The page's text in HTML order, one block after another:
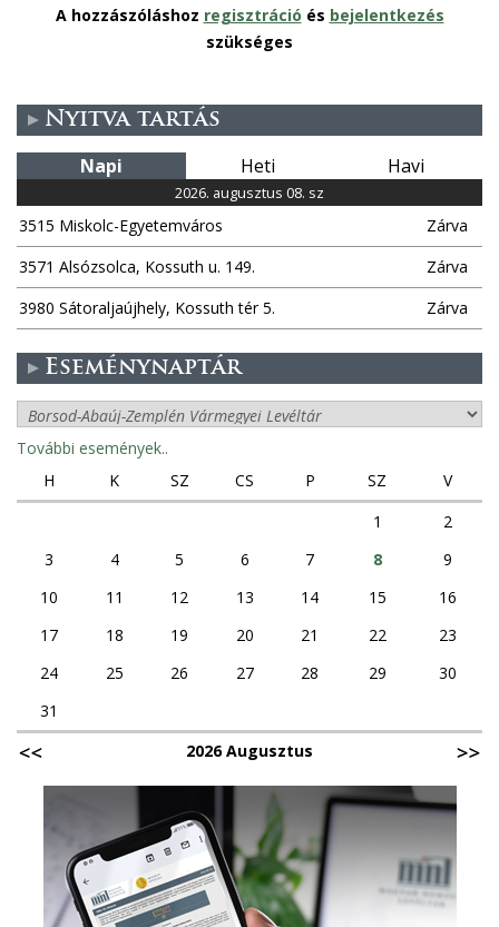
A hozzászóláshoz regisztráció és bejelentkezés
szükséges
Nyitva tartás
Napi Heti Havi
2026. augusztus 08. sz
3515 Miskolc-Egyetemváros
Zárva
3571 Alsózsolca, Kossuth u. 149.
Zárva
3980 Sátoraljaújhely, Kossuth tér 5.
Zárva
Eseménynaptár
További események..
H
K SZ CS P SZ
V
1
2
3
4 5 6 7 8
9
10
11 12 13 14 15
16
17
18 19 20 21 22
23
24
25 26 27 28 29
30
31
2026 Augusztus